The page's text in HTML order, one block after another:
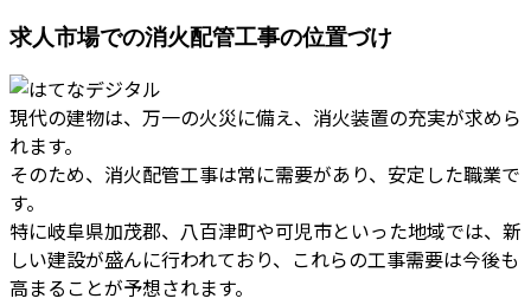
求人市場での消火配管工事の位置づけ
現代の建物は、万一の火災に備え、消火装置の充実が求めら
れます。
そのため、消火配管工事は常に需要があり、安定した職業で
す。
特に岐阜県加茂郡、八百津町や可児市といった地域では、新
しい建設が盛んに行われており、これらの工事需要は今後も
高まることが予想されます。